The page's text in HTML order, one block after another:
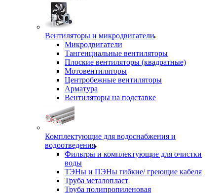
Вентиляторы и микродвигатели
Микродвигатели
Тангенциальные вентиляторы
Плоские вентиляторы (квадратные)
Мотовентиляторы
Центробежные вентиляторы
Арматура
Вентиляторы на подставке
Комплектующие для водоснабжения и
водоотведения
Фильтры и комплектующие для очистки
воды
ТЭНы и ПЭНы гибкие/ греющие кабеля
Труба металопласт
Труба полипропиленовая